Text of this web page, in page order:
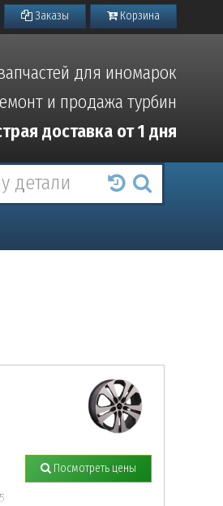
Заказы Корзина
для иномарок
и продажа турбин
доставка от 1 дня
5
Посмотреть цены